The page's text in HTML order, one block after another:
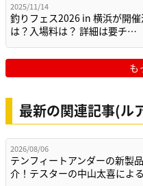
2025/11/14
釣りフェス2026 in 横浜が開催
は？入場料は？ 詳細は要チ…
も
最新の関連記事(ル
2026/08/06
テンフィートアンダーの新製
介！テスターの中山太喜によ